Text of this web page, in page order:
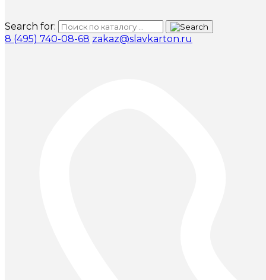
Search for:
8 (495) 740-08-68 zakaz@slavkarton.ru